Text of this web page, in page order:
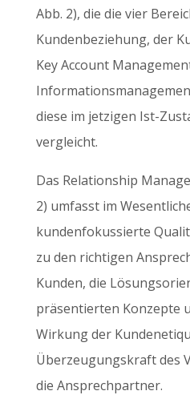
Abb. 2), die die vier
Kundenbeziehung, der
Key Account
diese im jetzigen Ist-
vergleicht.
Das Relationship
2) umfasst im
kundenfokussierte
zu den richtigen
Kunden, die
präsentierten Konzepte
Wirkung der
Überzeugungskraft des
die Ansprechpartner.